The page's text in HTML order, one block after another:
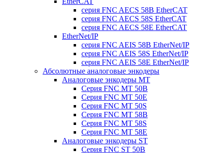
серия FNC AECS 58B EtherCAT
серия FNC AECS 58S EtherCAT
серия FNC AECS 58E EtherCAT
EtherNet/IP
серия FNC AEIS 58B EtherNet/IP
серия FNC AEIS 58S EtherNet/IP
серия FNC AEIS 58E EtherNet/IP
Абсолютные аналоговые энкодеры
Аналоговые энкодеры MT
Серия FNC MT 50B
Серия FNC MT 50E
Серия FNC MT 50S
Серия FNC MT 58B
Серия FNC MT 58S
Серия FNC MT 58E
Аналоговые энкодеры ST
Серия FNC ST 50B